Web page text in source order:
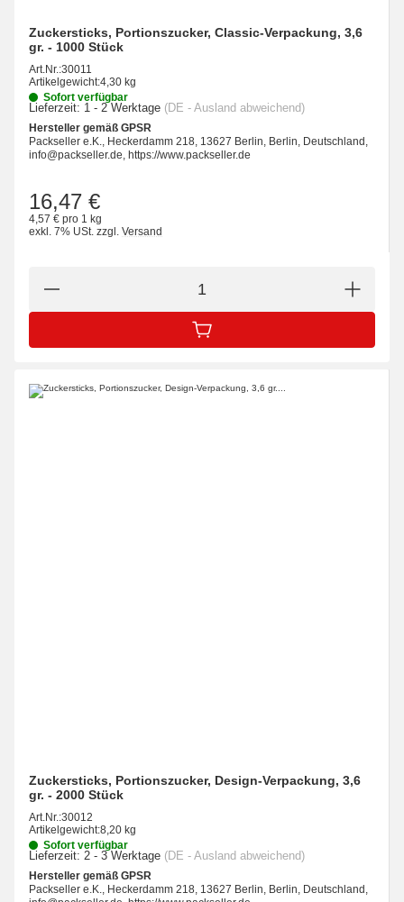
Zuckersticks, Portionszucker, Classic-Verpackung, 3,6
gr. - 1000 Stück
Art.Nr.:30011
Artikelgewicht:4,30 kg
Sofort verfügbar
Lieferzeit: 1 - 2 Werktage (DE - Ausland abweichend)
Hersteller gemäß GPSR
Packseller e.K., Heckerdamm 218, 13627 Berlin, Berlin, Deutschland,
info@packseller.de, https://www.packseller.de
16,47 €
4,57 € pro 1 kg
exkl. 7% USt. zzgl. Versand
IN DEN WARENKORB
Zuckersticks, Portionszucker, Design-Verpackung, 3,6
gr. - 2000 Stück
Art.Nr.:30012
Artikelgewicht:8,20 kg
Sofort verfügbar
Lieferzeit: 2 - 3 Werktage (DE - Ausland abweichend)
Hersteller gemäß GPSR
Packseller e.K., Heckerdamm 218, 13627 Berlin, Berlin, Deutschland,